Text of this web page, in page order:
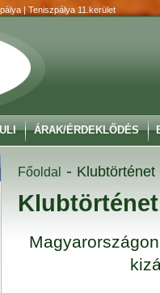
| Teniszpálya 11.kerület
ÁRAK/ÉRDEKLŐDÉS
Főoldal - Klubtörténet
Klubtörténet